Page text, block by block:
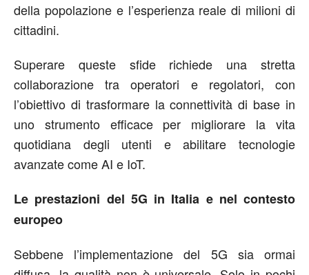
della popolazione e l’esperienza reale di milioni di
cittadini.
Superare queste sfide richiede una stretta
collaborazione tra operatori e regolatori, con
l’obiettivo di trasformare la connettività di base in
uno strumento efficace per migliorare la vita
quotidiana degli utenti e abilitare tecnologie
avanzate come AI e IoT.
Le prestazioni del 5G in Italia e nel contesto
europeo
Sebbene l’implementazione del 5G sia ormai